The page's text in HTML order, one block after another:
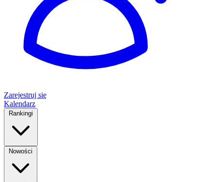
Zarejestruj się
Kalendarz
Rankingi
Nowości